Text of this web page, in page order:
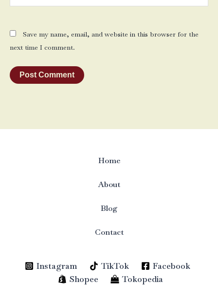
Save my name, email, and website in this browser for the
next time I comment.
Home
About
Blog
Contact
Instagram TikTok
Facebook
Shopee
Tokopedia